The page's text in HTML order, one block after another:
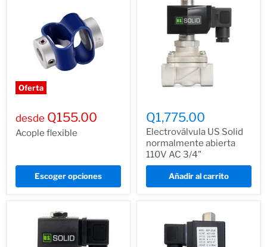
Oferta
desde Q155.00
Acople flexible
Escoger opciones
Q1,775.00
Electroválvula US Solid
normalmente abierta
110V AC 3/4"
Añadir al carrito